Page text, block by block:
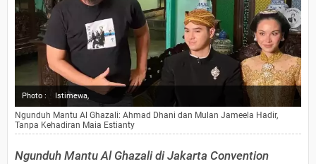
Photo : Istimewa,
Ngunduh Mantu Al Ghazali: Ahmad Dhani dan Mulan Jameela Hadir,
Tanpa Kehadiran Maia Estianty
Ngunduh Mantu Al Ghazali di Jakarta Convention